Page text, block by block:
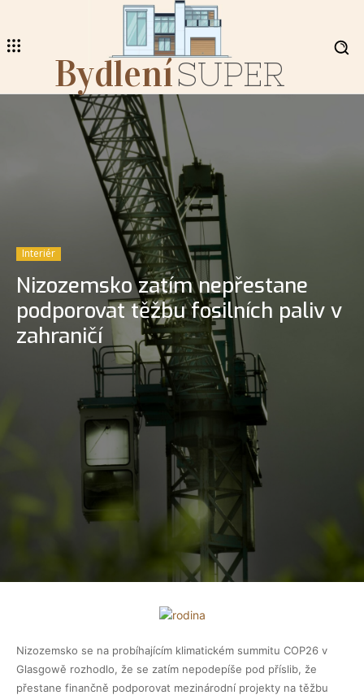
BydleníSUPER
Interiér
Nizozemsko zatím nepřestane
podporovat těžbu fosilních paliv v
zahraničí
Nizozemsko se na probíhajícím klimatickém summitu COP26 v
Glasgowě rozhodlo, že se zatím nepodepíše pod příslib, že
přestane finančně podporovat mezinárodní projekty na těžbu